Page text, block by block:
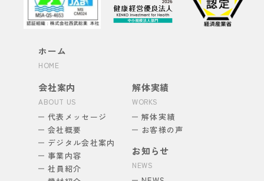
ホーム
HOME
会社案内
ABOUT US
代表メッセージ
会社概要
デジタル会社案内
事業内容
社員紹介
解体実績
WORKS
解体実績
お客様の声
お知らせ
NEWS